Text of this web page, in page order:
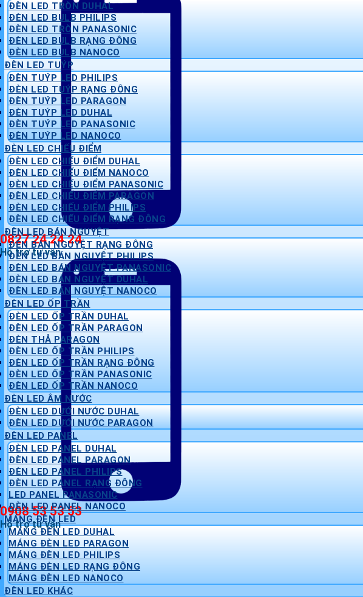
0827 24 24 24
Hỗ trợ tư vấn
0908 53 53 53
Hỗ trợ tư vấn
ĐÈN LED TRÒN DUHAL
ĐÈN LED BULB PHILIPS
ĐÈN LED TRÒN PANASONIC
ĐÈN LED BULB RẠNG ĐÔNG
ĐÈN LED BULB NANOCO
ĐÈN LED TUÝP
ĐÈN TUÝP LED PHILIPS
ĐÈN LED TUÝP RẠNG ĐÔNG
ĐÈN TUÝP LED PARAGON
ĐÈN TUÝP LED DUHAL
ĐÈN TUÝP LED PANASONIC
ĐÈN TUÝP LED NANOCO
ĐÈN LED CHIẾU ĐIỂM
ĐÈN LED CHIẾU ĐIỂM DUHAL
ĐÈN LED CHIẾU ĐIỂM NANOCO
ĐÈN LED CHIẾU ĐIỂM PANASONIC
ĐÈN LED CHIẾU ĐIỂM PARAGON
ĐÈN LED CHIẾU ĐIỂM PHILIPS
ĐÈN LED CHIẾU ĐIỂM RẠNG ĐÔNG
ĐÈN LED BÁN NGUYỆT
ĐÈN BÁN NGUYỆT RẠNG ĐÔNG
ĐÈN LED BÁN NGUYỆT PHILIPS
ĐÈN LED BÁN NGUYỆT PANASONIC
ĐÈN LED BÁN NGUYỆT DUHAL
ĐÈN LED BÁN NGUYỆT NANOCO
ĐÈN LED ỐP TRẦN
ĐÈN LED ỐP TRẦN DUHAL
ĐÈN LED ỐP TRẦN PARAGON
ĐÈN THẢ PARAGON
ĐÈN LED ỐP TRẦN PHILIPS
ĐÈN LED ỐP TRẦN RẠNG ĐÔNG
ĐÈN LED ỐP TRẦN PANASONIC
ĐÈN LED ỐP TRẦN NANOCO
ĐÈN LED ÂM NƯỚC
ĐÈN LED DƯỚI NƯỚC DUHAL
ĐÈN LED DƯỚI NƯỚC PARAGON
ĐÈN LED PANEL
ĐÈN LED PANEL DUHAL
ĐÈN LED PANEL PARAGON
ĐÈN LED PANEL PHILIPS
ĐÈN LED PANEL RẠNG ĐÔNG
LED PANEL PANASONIC
ĐÈN LED PANEL NANOCO
MÁNG ĐÈN LED
MÁNG ĐÈN LED DUHAL
MÁNG ĐÈN LED PARAGON
MÁNG ĐÈN LED PHILIPS
MÁNG ĐÈN LED RẠNG ĐÔNG
MÁNG ĐÈN LED NANOCO
ĐÈN LED KHÁC